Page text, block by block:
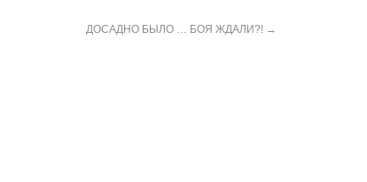
ДОСАДНО БЫЛО … БОЯ ЖДАЛИ?! →